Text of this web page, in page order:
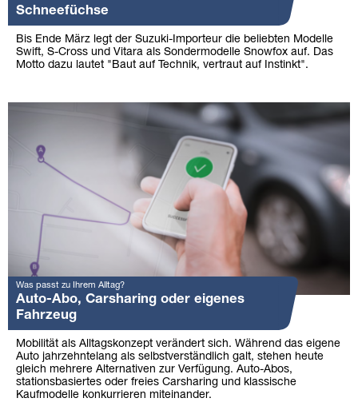
Schneefüchse
Bis Ende März legt der Suzuki-Importeur die beliebten Modelle
Swift, S-Cross und Vitara als Sondermodelle Snowfox auf. Das
Motto dazu lautet "Baut auf Technik, vertraut auf Instinkt".
Was passt zu Ihrem Alltag?
Auto-Abo, Carsharing oder eigenes
Fahrzeug
Mobilität als Alltagskonzept verändert sich. Während das eigene
Auto jahrzehntelang als selbstverständlich galt, stehen heute
gleich mehrere Alternativen zur Verfügung. Auto-Abos,
stationsbasiertes oder freies Carsharing und klassische
Kaufmodelle konkurrieren miteinander.